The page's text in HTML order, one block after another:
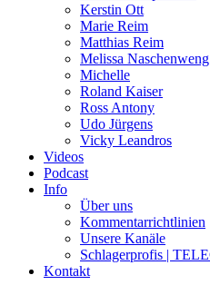
Kerstin Ott
Marie Reim
Matthias Reim
Melissa Naschenweng
Michelle
Roland Kaiser
Ross Antony
Udo Jürgens
Vicky Leandros
Videos
Podcast
Info
Über uns
Kommentarrichtlinien
Unsere Kanäle
Schlagerprofis |
Kontakt